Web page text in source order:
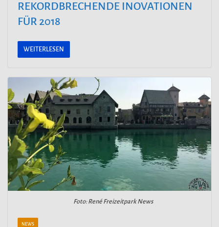
REKORDBRECHENDE INOVATIONEN
FÜR 2018
WEITERLESEN
Foto: René Freizeitpark News
NEWS